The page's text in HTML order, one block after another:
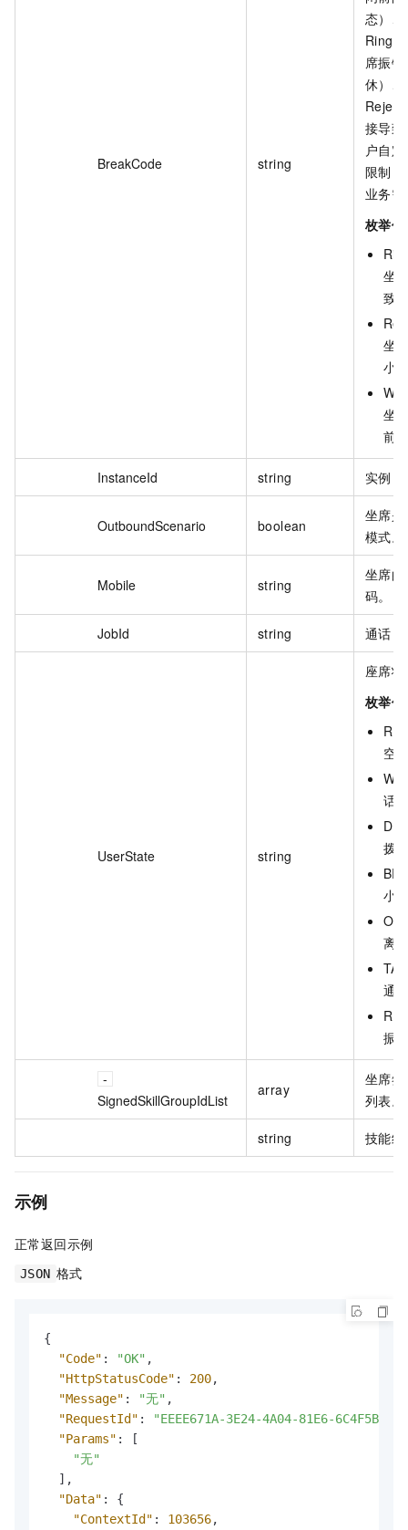
BreakCode string
态）、
席振
休）、
接导
户自
限制
业务
枚举值
坐
致
坐
小
坐
前
InstanceId string 实例
OutboundScenario boolean
坐席
模式。
Mobile string
坐席
码。
JobId string 通话
UserState string
座席
枚举值
空
话
拨
小
离
通
振
SignedSkillGroupIdList
array
坐席
列表。
string 技能
示例
正常返回示例
JSON 格式
{
"Code" : "OK" ,
"HttpStatusCode" : 200,
"Message" : "无" ,
"RequestId" :
"EEEE671A-3E24-4A04-81E6-
"Params" :
[
"无"
] ,
"Data" :
{
"ContextId" : 103656,